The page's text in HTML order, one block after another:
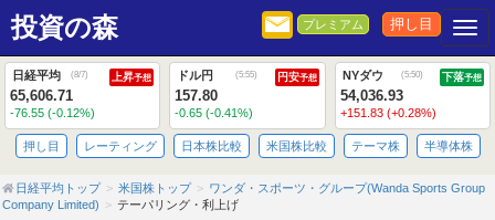
投資の森 プレミアム 押し目
日経平均 (8/7) 上昇予想
65,606.71
-76.55 (-0.12%)
ドル円 (5:55) 円安予想
157.80
-0.65 (-0.41%)
NYダウ (5:50) 下落予想
54,036.93
+151.83 (+0.28%)
押し目 レーティング 日本株比較 米国株比較 テーマ株 半導体株
日経平均トップ 米国株トップ
ワンダ・スポーツ・グループ(Wanda Sports Group
Company Limited)
テーパリング・利上げ